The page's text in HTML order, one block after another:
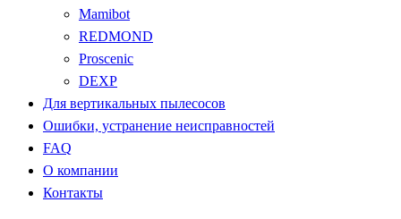
Mamibot
REDMOND
Proscenic
DEXP
Для вертикальных пылесосов
Ошибки, устранение неисправностей
FAQ
О компании
Контакты